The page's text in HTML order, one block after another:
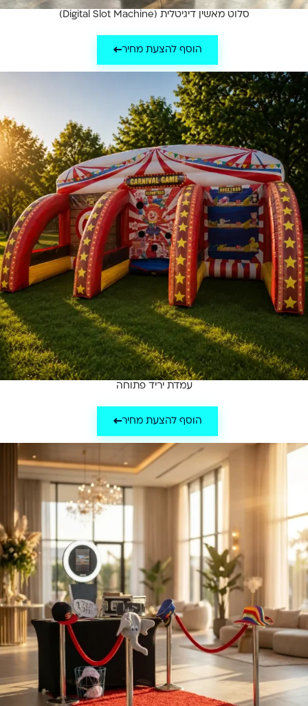
סלוט מאשין דיגיטלית (Digital Slot Machine)
הוסף להצעת מחיר
עמדת יריד פתוחה
הוסף להצעת מחיר